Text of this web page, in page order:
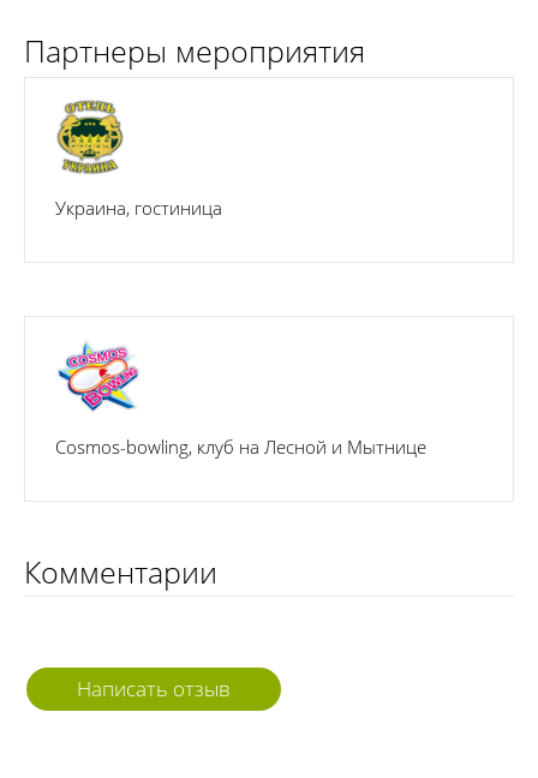
Партнеры мероприятия
Украина, гостиница
Cosmos-bowling, клуб на Лесной и Мытнице
Комментарии
Написать отзыв